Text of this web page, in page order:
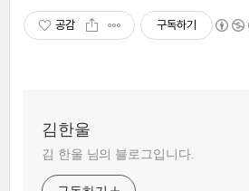
공감 구독하기
김한울
김 한울 님의 블로그입니다.